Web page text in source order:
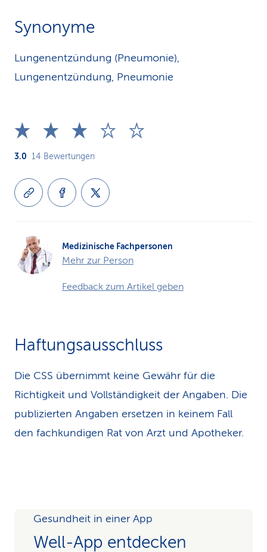
Synonyme
Lungenentzündung (Pneumonie),
Lungenentzündung, Pneumonie
3.0 14 Bewertungen
Medizinische Fachpersonen
Mehr zur Person
Feedback zum Artikel geben
Haftungsausschluss
Die CSS übernimmt keine Gewähr für die
Richtigkeit und Vollständigkeit der Angaben. Die
publizierten Angaben ersetzen in keinem Fall
den fachkundigen Rat von Arzt und Apotheker.
Gesundheit in einer App
Well-App entdecken